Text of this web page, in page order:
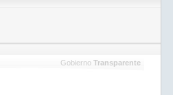
Gobierno Transparente